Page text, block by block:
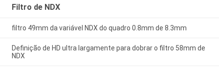
Filtro de NDX
filtro 49mm da variável NDX do quadro 0.8mm de 8.3mm
Definição de HD ultra largamente para dobrar o filtro 58mm de
NDX